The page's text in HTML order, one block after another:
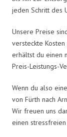
jeden Schritt des
Unsere Preise
versteckte
erhältst du einen
Preis-Leistungs-
Wenn du also
von Fürth nach
Wir freuen uns
einen